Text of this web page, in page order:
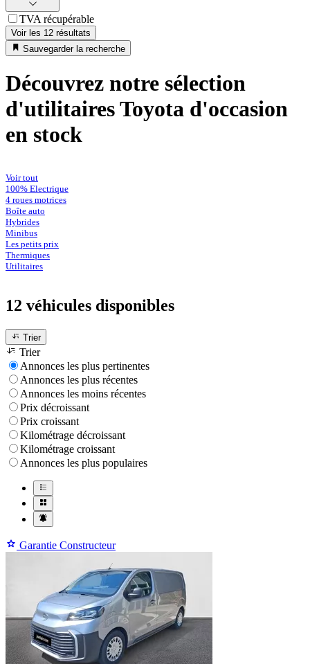
TVA récupérable
Voir les 12 résultats
Sauvegarder la recherche
Découvrez notre sélection
d'utilitaires Toyota d'occasion
en stock
Voir tout
100% Electrique
4 roues motrices
Boîte auto
Hybrides
Minibus
Les petits prix
Thermiques
Utilitaires
12 véhicules disponibles
Trier
Trier
Annonces les plus pertinentes
Annonces les plus récentes
Annonces les moins récentes
Prix décroissant
Prix croissant
Kilométrage décroissant
Kilométrage croissant
Annonces les plus populaires
Garantie Constructeur